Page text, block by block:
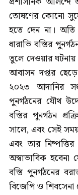
তোষণের কোনো
হতে দেন না। অতি
ধারাভি বস্তির
তুলে দেওয়ার ঘটনায়।
আবাসন দপ্তর
২০২৩ আদানির
পুনর্গঠনের যৌথ
বস্তির পুনর্গঠন
সালে, এবং সেই
এবং তার
অস্বাভাবিক
বস্তি পুনর্গঠনের
বিজেপি ও শিবসেনা